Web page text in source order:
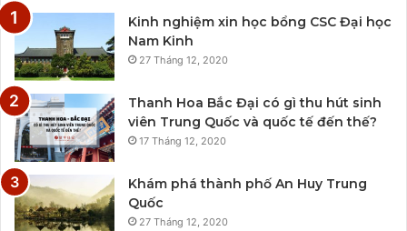
Kinh nghiệm xin học bổng CSC Đại học
Nam Kinh
27 Tháng 12, 2020
Thanh Hoa Bắc Đại có gì thu hút sinh
viên Trung Quốc và quốc tế đến thế?
17 Tháng 12, 2020
Khám phá thành phố An Huy Trung
Quốc
27 Tháng 12, 2020